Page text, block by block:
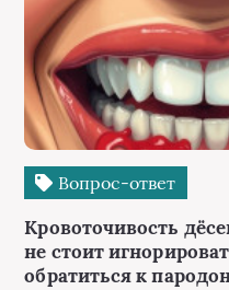
Вопрос-ответ
Кровоточивость
не стоит
обратиться к